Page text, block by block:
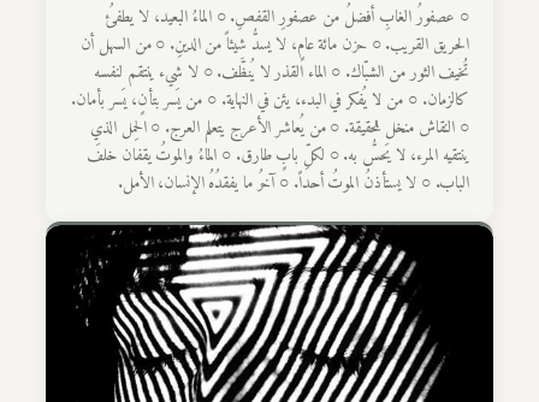
○ عصفورُ الغابِ أفضلُ من عصفورِ القفصِ. ○ الماءُ البعيد، لا يطفئُ
الحريق القريب. ○ حزن مائة عامٍ، لا يسدُّ شيئاً من الدينِ. ○ من السهل أن
تُخيف الثور من الشبّاك. ○ الماء القذر لا يُنظَّف. ○ لا شيء ينتقم لنفسه
كالزمان. ○ من لا يُفكر في البدء، يئن في النهاية. ○ من يَسر بتأنٍ، يَسر بأمان.
○ النقاش منخل للحقيقة. ○ من يُعاشر الأعرج يتعلم العرج. ○ الحِمل الذي
ينتقيه المرء، لا يَحسُّ به. ○ لكلِّ بابٍ طارق. ○ الماءُ والموتُ يقفان خلفَ
الباب. ○ لا يستأذنُ الموتُ أحداً. ○ آخرُ ما يفقدُهُ الإنسان، الأمل.